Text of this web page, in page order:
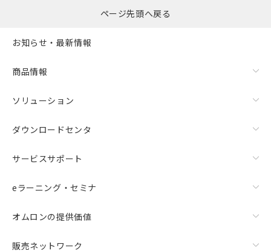
ページ先頭へ戻る
お知らせ・最新情報
商品情報
ソリューション
ダウンロードセンタ
サービスサポート
eラーニング・セミナ
オムロンの提供価値
販売ネットワーク